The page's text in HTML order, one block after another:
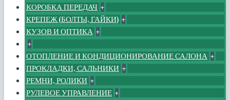
КОРОБКА ПЕРЕДАЧ +
КРЕПЕЖ (БОЛТЫ, ГАЙКИ) +
КУЗОВ И ОПТИКА +
+
ОТОПЛЕНИЕ И КОНДИЦИОНИРОВАНИЕ САЛОНА +
ПРОКЛАДКИ, САЛЬНИКИ +
РЕМНИ, РОЛИКИ +
РУЛЕВОЕ УПРАВЛЕНИЕ +